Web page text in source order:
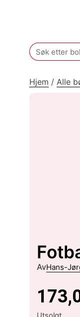
Search
for:
Hjem / Alle
AvHans-